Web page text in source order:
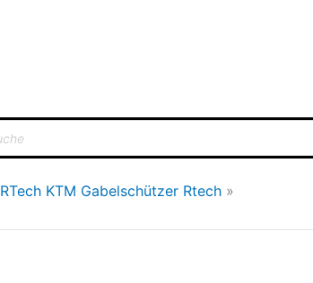
RTech KTM Gabelschützer Rtech